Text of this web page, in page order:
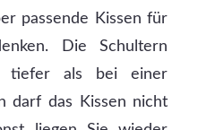
passende Kissen für
Die Schultern
tiefer als bei einer
darf das Kissen nicht